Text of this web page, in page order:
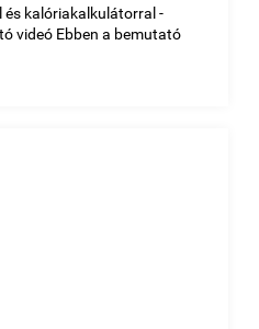
és kalóriakalkulátorral -
videó Ebben a bemutató